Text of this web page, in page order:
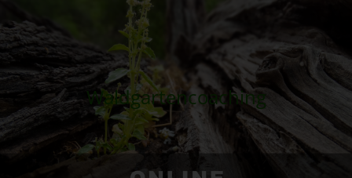
Waldgartencoaching